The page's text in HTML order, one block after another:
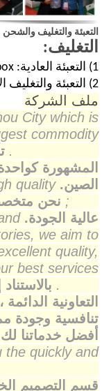
التعبئة والتغليف والشحن
التغليف:
1) التعبئة العادية: 25pcs / box الداخلية ، 100pcs / ctn
2) التعبئة والتغليف الأخرى: وفقا لمتطلباتكم
ملف الشركة
City which is
commodity
المشهورة
الصين. quality
نحن
عالية الجودة.
we aim to
quality,
best services
التعاونية
تنافسية وجودة
أفضل خدماتنا
the quickly and
قسم التصميم